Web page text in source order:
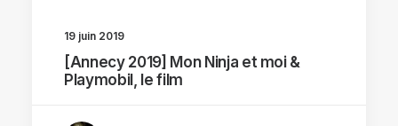
19 juin 2019
[Annecy 2019] Mon Ninja et moi &
Playmobil, le film